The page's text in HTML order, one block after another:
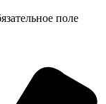
поле